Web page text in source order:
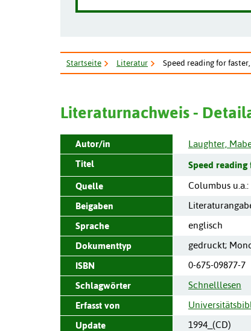
Startseite Literatur Speed reading for
Literaturnachweis -
Autor/in
Laughter,
Titel
Speed
Quelle Columbus u.a.:
Beigaben
Sprache
englisch
Dokumenttyp
gedruckt;
ISBN
0-675-09877-7
Schlagwörter
Schnelllesen
Erfasst von
Update
1994_(CD)